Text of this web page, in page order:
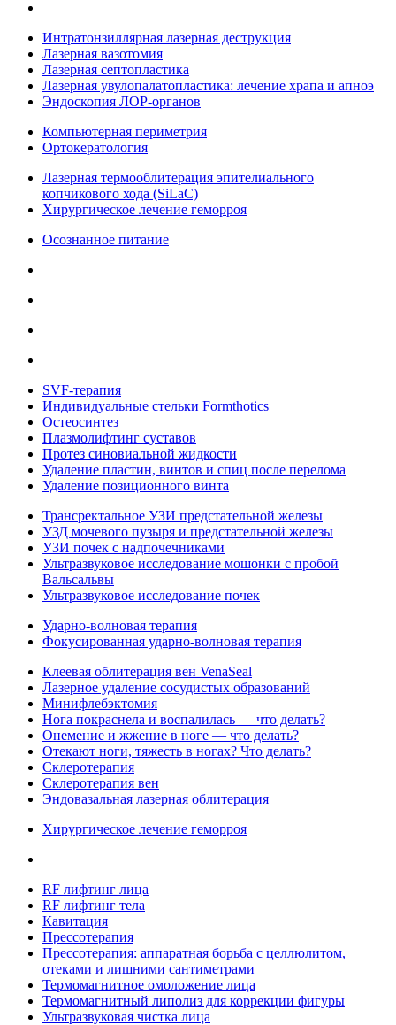
Интратонзиллярная лазерная деструкция
Лазерная вазотомия
Лазерная септопластика
Лазерная увулопалатопластика: лечение храпа и апноэ
Эндоскопия ЛОР-органов
Компьютерная периметрия
Ортокератология
Лазерная термооблитерация эпителиального
копчикового хода (SiLaC)
Хирургическое лечение геморроя
Осознанное питание
SVF-терапия
Индивидуальные стельки Formthotics
Остеосинтез
Плазмолифтинг суставов
Протез синовиальной жидкости
Удаление пластин, винтов и спиц после перелома
Удаление позиционного винта
Трансректальное УЗИ предстательной железы
УЗД мочевого пузыря и предстательной железы
УЗИ почек с надпочечниками
Ультразвуковое исследование мошонки с пробой
Вальсальвы
Ультразвуковое исследование почек
Ударно-волновая терапия
Фокусированная ударно-волновая терапия
Клеевая облитерация вен VenaSeal
Лазерное удаление сосудистых образований
Минифлебэктомия
Нога покраснела и воспалилась — что делать?
Онемение и жжение в ноге — что делать?
Отекают ноги, тяжесть в ногах? Что делать?
Склеротерапия
Склеротерапия вен
Эндовазальная лазерная облитерация
Хирургическое лечение геморроя
RF лифтинг лица
RF лифтинг тела
Кавитация
Прессотерапия
Прессотерапия: аппаратная борьба с целлюлитом,
отеками и лишними сантиметрами
Термомагнитное омоложение лица
Термомагнитный липолиз для коррекции фигуры
Ультразвуковая чистка лица